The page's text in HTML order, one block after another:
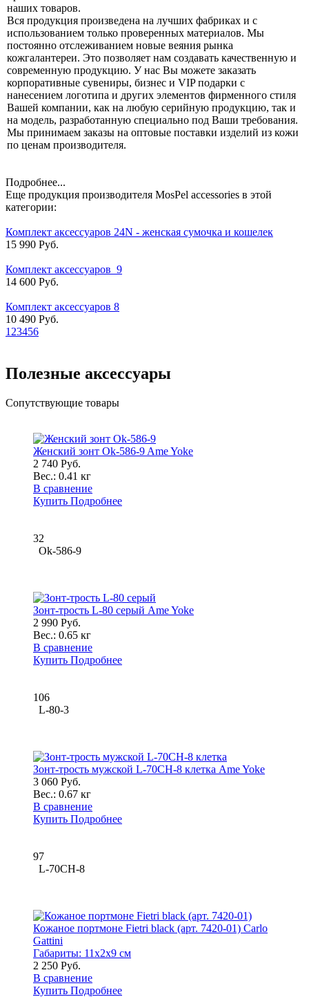
наших товаров.
Вся продукция произведена на лучших фабриках и с
использованием только проверенных материалов. Мы
постоянно отслеживанием новые веяния рынка
кожгалантереи. Это позволяет нам создавать качественную и
современную продукцию. У нас Вы можете заказать
корпоративные сувениры, бизнес и VIP подарки с
нанесением логотипа и других элементов фирменного стиля
Вашей компании, как на любую серийную продукцию, так и
на модель, разработанную специально под Ваши требования.
Мы принимаем заказы на оптовые поставки изделий из кожи
по ценам производителя.
Подробнее...
Еще продукция производителя MosPel accessories в этой
категории:
Комплект аксессуаров 24N - женская сумочка и кошелек
15 990 Руб.
Комплект аксессуаров_9
14 600 Руб.
Комплект аксессуаров 8
10 490 Руб.
1 23456
Полезные аксессуары
Сопутствующие товары
Женский зонт Ok-586-9 Ame Yoke
2 740 Руб.
Вес.: 0.41 кг
В сравнение
Купить Подробнее
32
Ok-586-9
Зонт-трость L-80 серый Ame Yoke
2 990 Руб.
Вес.: 0.65 кг
В сравнение
Купить Подробнее
106
L-80-3
Зонт-трость мужской L-70CH-8 клетка Ame Yoke
3 060 Руб.
Вес.: 0.67 кг
В сравнение
Купить Подробнее
97
L-70CH-8
Кожаное портмоне Fietri black (арт. 7420-01) Carlo
Gattini
Габариты: 11x2x9 см
2 250 Руб.
В сравнение
Купить Подробнее